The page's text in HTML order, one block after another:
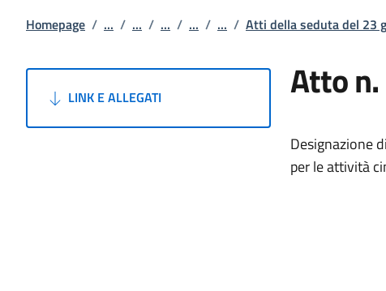
Homepage / ... / ... / ... / ... / ... / Atti della seduta del 23
LINK E ALLEGATI Atto
Designazione
per le attività